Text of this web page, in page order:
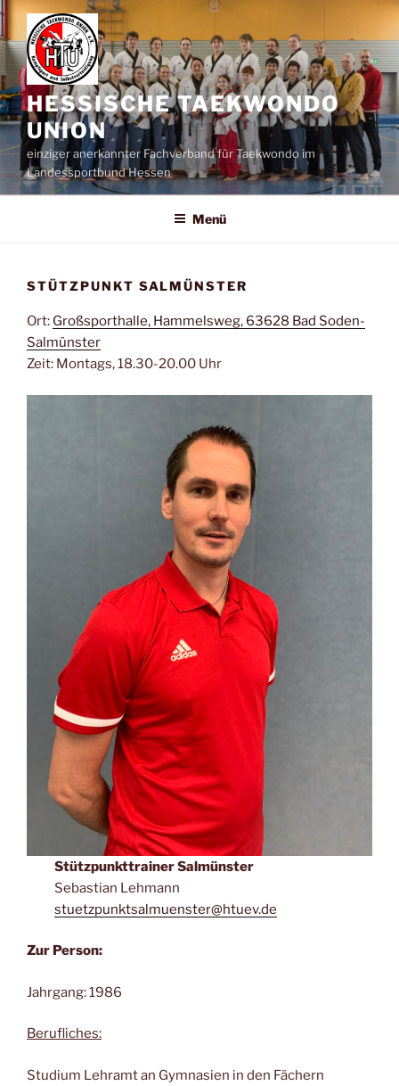
Zum
Inhalt
springen
HESSISCHE TAEKWONDO
UNION
einziger anerkannter Fachverband für Taekwondo im
Landessportbund Hessen
Menü
STÜTZPUNKT SALMÜNSTER
Ort: Großsporthalle, Hammelsweg, 63628 Bad Soden-
Salmünster
Zeit: Montags, 18.30-20.00 Uhr
Stützpunkttrainer Salmünster
Sebastian Lehmann
stuetzpunktsalmuenster@htuev.de
Zur Person:
Jahrgang: 1986
Berufliches:
Studium Lehramt an Gymnasien in den Fächern